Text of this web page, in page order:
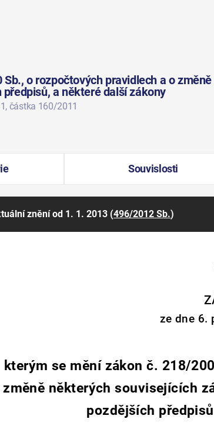
o rozpočtových pravidlech a o
a některé další zákony
, částka 160/2011
Souvislosti
zněníod 1. 1. 2013 (496/2012 Sb.)
ze dne 6.
kterým se mění zákon č. 218/
změně některých souvisejících
pozdějších